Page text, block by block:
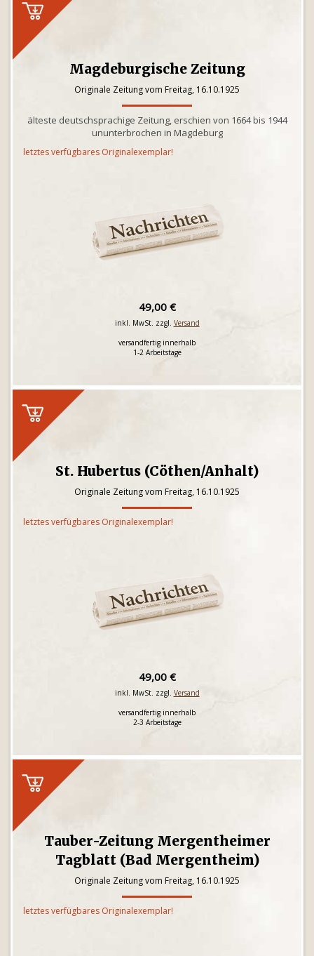
Magdeburgische Zeitung
Originale Zeitung vom Freitag, 16.10.1925
älteste deutschsprachige Zeitung, erschien von 1664 bis 1944
ununterbrochen in Magdeburg
letztes verfügbares Originalexemplar!
49,00 €
inkl. MwSt. zzgl. Versand
versandfertig innerhalb
1-2 Arbeitstage
St. Hubertus (Cöthen/Anhalt)
Originale Zeitung vom Freitag, 16.10.1925
letztes verfügbares Originalexemplar!
49,00 €
inkl. MwSt. zzgl. Versand
versandfertig innerhalb
2-3 Arbeitstage
Tauber-Zeitung Mergentheimer
Tagblatt (Bad Mergentheim)
Originale Zeitung vom Freitag, 16.10.1925
letztes verfügbares Originalexemplar!